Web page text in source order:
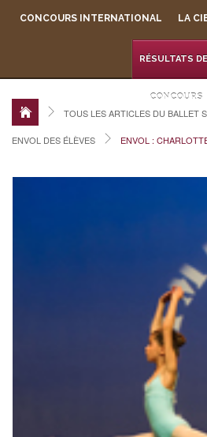
CONCOURS INTERNATIONAL LA
RÉSULTATS
CONCOURS
TOUS LES ARTICLES DU BALLET
ENVOL DES ÉLÈVES ENVOL :